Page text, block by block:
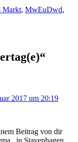
Markt, MwEuDwd,
“
2017 um 20:19
Beitrag von dir
Stavenhagen.